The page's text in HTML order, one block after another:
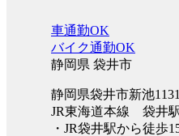
車通勤OK
バイク通勤OK
静岡県 袋井市
静岡県袋井市新池1131
JR東海道本線 袋井
・JR袋井駅から徒歩